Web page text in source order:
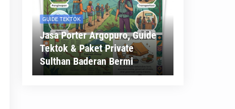
GUIDE TEKTOK
Jasa Porter Argopuro, Guide
Tektok & Paket Private
Sulthan Baderan Bermi